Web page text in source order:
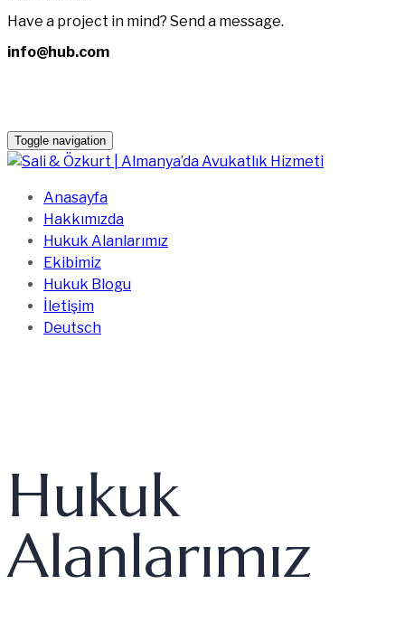
Have a project in mind? Send a message.
info@hub.com
Toggle navigation
Anasayfa
Hakkımızda
Hukuk Alanlarımız
Ekibimiz
Hukuk Blogu
İletişim
Deutsch
Hukuk
Alanlarımız